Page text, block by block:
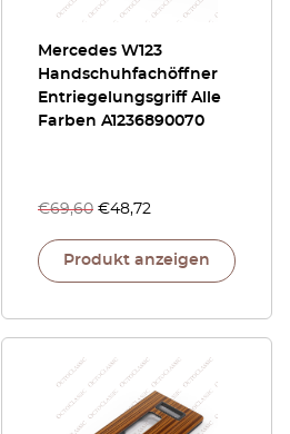
Mercedes W123
Handschuhfachöffner
Entriegelungsgriff Alle
Farben A1236890070
€69,60 €48,72
Produkt anzeigen